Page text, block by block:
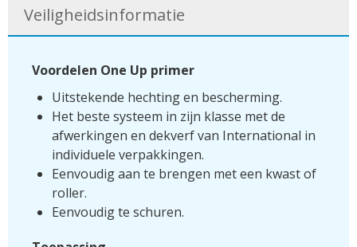
Veiligheidsinformatie
Voordelen One Up primer
Uitstekende hechting en bescherming.
Het beste systeem in zijn klasse met de
afwerkingen en dekverf van International in
individuele verpakkingen.
Eenvoudig aan te brengen met een kwast of
roller.
Eenvoudig te schuren.